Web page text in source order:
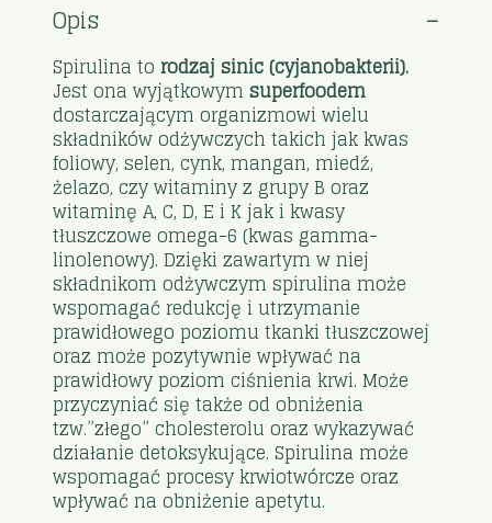
Opis
Spirulina to rodzaj sinic (cyjanobakterii).
Jest ona wyjątkowym superfoodem
dostarczającym organizmowi wielu
składników odżywczych takich jak kwas
foliowy, selen, cynk, mangan, miedź,
żelazo, czy witaminy z grupy B oraz
witaminę A, C, D, E i K jak i kwasy
tłuszczowe omega-6 (kwas gamma-
linolenowy). Dzięki zawartym w niej
składnikom odżywczym spirulina może
wspomagać redukcję i utrzymanie
prawidłowego poziomu tkanki tłuszczowej
oraz może pozytywnie wpływać na
prawidłowy poziom ciśnienia krwi. Może
przyczyniać się także od obniżenia
tzw.”złego” cholesterolu oraz wykazywać
działanie detoksykujące. Spirulina może
wspomagać procesy krwiotwórcze oraz
wpływać na obniżenie apetytu.